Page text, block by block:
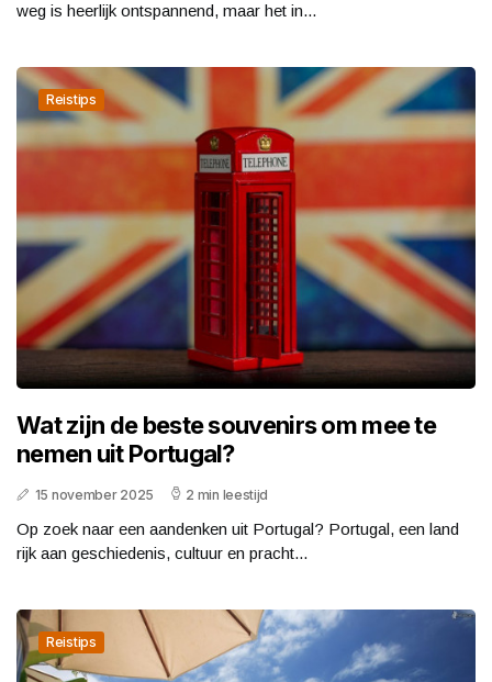
weg is heerlijk ontspannend, maar het in...
Reistips
Wat zijn de beste souvenirs om mee te
nemen uit Portugal?
15 november 2025 2 min leestijd
Op zoek naar een aandenken uit Portugal? Portugal, een land
rijk aan geschiedenis, cultuur en pracht...
Reistips